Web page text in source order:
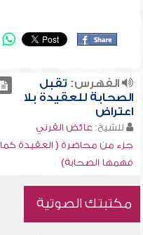
الفهرس: تقبل
الصحابة للعقيدة بلا
اعتراض
للشيخ: عائض القرني
جزء من محاضرة ( العقيدة كما
فهمها الصحابة)
مكتبتك الصوتية